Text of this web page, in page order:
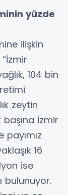
yüzde
ilişkin
104 bin
zeytin
başına İzmir
payımız
16
ise
bulunuyor.